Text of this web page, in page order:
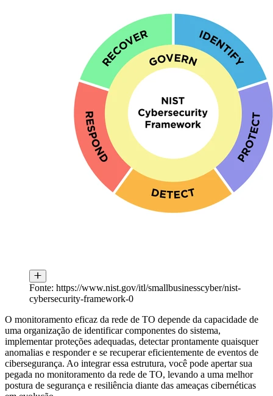
Fonte: https://www.nist.gov/itl/smallbusinesscyber/nist-
cybersecurity-framework-0
O monitoramento eficaz da rede de TO depende da capacidade de
uma organização de identificar componentes do sistema,
implementar proteções adequadas, detectar prontamente quaisquer
anomalias e responder e se recuperar eficientemente de eventos de
cibersegurança. Ao integrar essa estrutura, você pode apertar sua
pegada no monitoramento da rede de TO, levando a uma melhor
postura de segurança e resiliência diante das ameaças cibernéticas